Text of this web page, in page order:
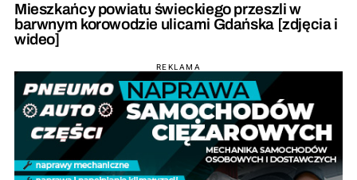
Mieszkańcy powiatu świeckiego przeszli w
barwnym korowodzie ulicami Gdańska [zdjęcia i
wideo]
REKLAMA